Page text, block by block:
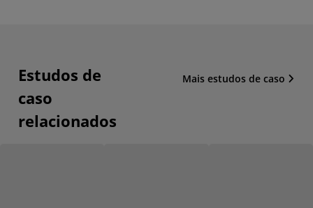
Estudos de
caso
relacionados
Mais estudos de caso